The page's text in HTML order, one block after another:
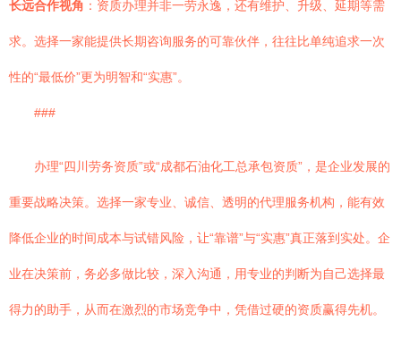
长远合作视角 ：资质办理并非一劳永逸，还有维护、升级、延期等需
求。选择一家能提供长期咨询服务的可靠伙伴，往往比单纯追求一次
性的“最低价”更为明智和“实惠”。
###
办理“四川劳务资质”或“成都石油化工总承包资质”，是企业发展的
重要战略决策。选择一家专业、诚信、透明的代理服务机构，能有效
降低企业的时间成本与试错风险，让“靠谱”与“实惠”真正落到实处。企
业在决策前，务必多做比较，深入沟通，用专业的判断为自己选择最
得力的助手，从而在激烈的市场竞争中，凭借过硬的资质赢得先机。